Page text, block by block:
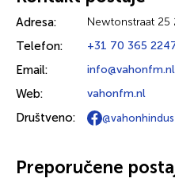
Adresa: Newtonstraat 25
Telefon: +31 70 365
Email: info@vahonfm.nl
Web: vahonfm.nl
Društveno:
Preporučene